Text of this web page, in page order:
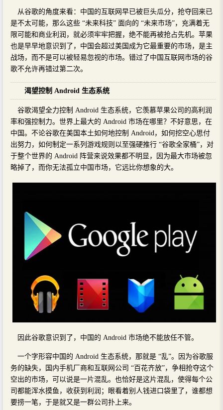
从谷歌的角度来看：中国的互联网早已被巨头瓜分，抢夺回来已
是不太可能，那么这些 “未来科技” 面向的 “未来市场”，充满着无
限可能和商业利润，就必须牢牢把握，绝不能再被抢占先机。苹果
也是早早地意识到了，中国会超过美国成为它最重要的市场，是主
战场，而不是可以被轻易忽视的市场。错过了中国互联网市场的谷
歌不允许再错过第二次。
渴望控制 Android 生态系统
谷歌渴望全力控制 Android 生态系统，它羡慕苹果公司的高利润
率和强控制力。世界上最大的 Android 市场在哪里？不好意思，在
中国。不论谷歌在美国本土如何地控制 Android，如何挖空心思付
出努力，如何制定一系列游戏规则以至强硬推行 “谷歌全家桶”，对
于整个世界的 Android 阵营来说效果都不明显，因为最大市场被忽
略掉了，而你无法孤立中国市场，它远比你想象的大。
因此谷歌意识到了，中国的 Android 市场绝不能放任不管。
一个字形容中国的 Android 生态系统，那就是 “乱”。因为谷歌服
务的缺失，国内手机厂商和互联网公司 “百花齐放”，争相抢夺这个
空出的市场，可以说是一片混乱。也恰好是这片混乱，使得每个公
司都能浑水摸鱼，收获到利润；眼看着别人钱进口袋里了，谁都想
要捞一笔，于是就又是一群公司扑上来。